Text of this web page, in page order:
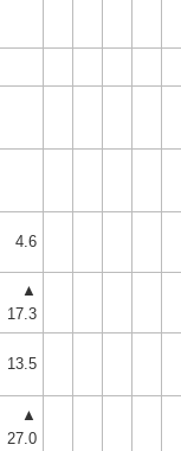
4.6
▲
17.3
13.5
▲
27.0